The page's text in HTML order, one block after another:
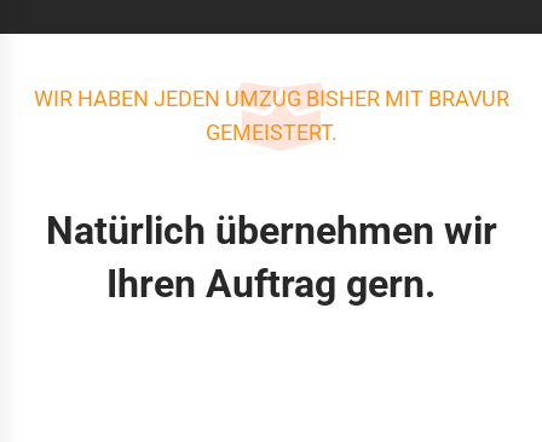
WIR HABEN JEDEN UMZUG BISHER MIT BRAVUR
GEMEISTERT.
Natürlich übernehmen wir
Ihren Auftrag gern.